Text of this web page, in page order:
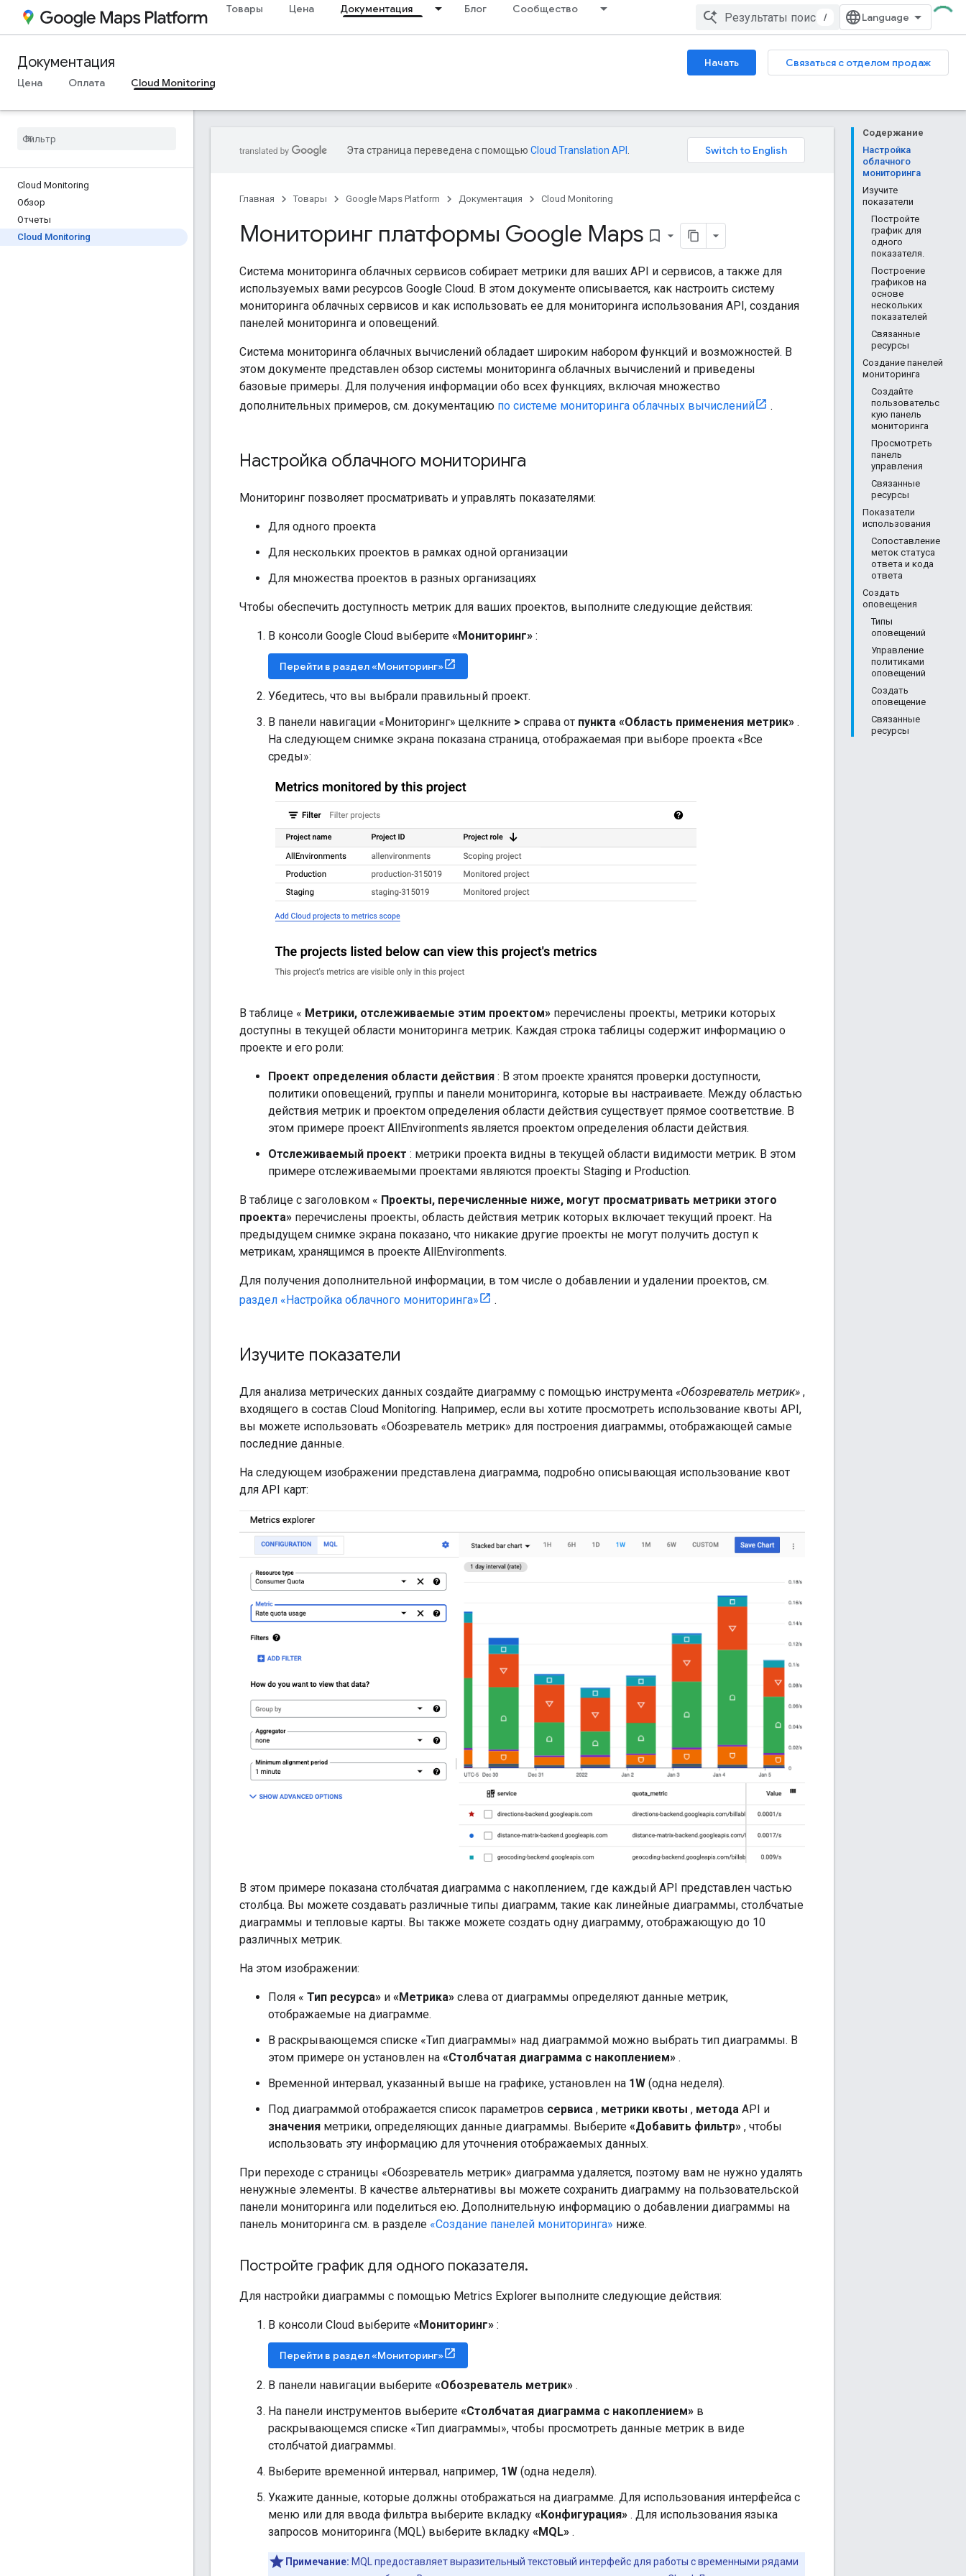
Товары Цена Документация Блог Сообщество
/
Документация Начать
Связаться с отделом продаж
Цена
Оплата Cloud Monitoring
Cloud Monitoring
Обзор
Отчеты
Cloud Monitoring
Содержание
Настройка
облачного
мониторинга
Изучите
показатели
Постройте
график для
одного
показателя.
Построение
графиков на
основе
нескольких
показателей
Связанные
ресурсы
Создание панелей
мониторинга
Создайте
пользовательс
кую панель
мониторинга
Просмотреть
панель
управления
Связанные
ресурсы
Показатели
использования
Сопоставление
меток статуса
ответа и кода
ответа
Создать
оповещения
Типы
оповещений
Управление
политиками
оповещений
Создать
оповещение
Связанные
ресурсы
Эта страница переведена с помощью Cloud Translation API
Главная Товары Google Maps Platform Документация Cloud Monitoring
Мониторинг платформы Google Maps bookmark_border
Система мониторинга облачных сервисов собирает метрики для ваших API и сервисов, а также для
используемых вами ресурсов Google Cloud. В этом документе описывается, как настроить систему
мониторинга облачных сервисов и как использовать ее для мониторинга использования API, создания
панелей мониторинга и оповещений.
Система мониторинга облачных вычислений обладает широким набором функций и возможностей. В
этом документе представлен обзор системы мониторинга облачных вычислений и приведены
базовые примеры. Для получения информации обо всех функциях, включая множество
дополнительных примеров, см. документацию по системе мониторинга облачных вычислений .
Настройка облачного мониторинга
Мониторинг позволяет просматривать и управлять показателями:
Для одного проекта
Для нескольких проектов в рамках одной организации
Для множества проектов в разных организациях
Чтобы обеспечить доступность метрик для ваших проектов, выполните следующие действия:
В консоли Google Cloud выберите «Мониторинг» :
Перейти в раздел «Мониторинг»
Убедитесь, что вы выбрали правильный проект.
В панели навигации «Мониторинг» щелкните > справа от пункта «Область применения метрик» .
На следующем снимке экрана показана страница, отображаемая при выборе проекта «Все
среды»:
В таблице « Метрики, отслеживаемые этим проектом» перечислены проекты, метрики которых
доступны в текущей области мониторинга метрик. Каждая строка таблицы содержит информацию о
проекте и его роли:
Проект определения области действия : В этом проекте хранятся проверки доступности,
политики оповещений, группы и панели мониторинга, которые вы настраиваете. Между областью
действия метрик и проектом определения области действия существует прямое соответствие. В
этом примере проект AllEnvironments является проектом определения области действия.
Отслеживаемый проект : метрики проекта видны в текущей области видимости метрик. В этом
примере отслеживаемыми проектами являются проекты Staging и Production.
В таблице с заголовком « Проекты, перечисленные ниже, могут просматривать метрики этого
проекта» перечислены проекты, область действия метрик которых включает текущий проект. На
предыдущем снимке экрана показано, что никакие другие проекты не могут получить доступ к
метрикам, хранящимся в проекте AllEnvironments.
Для получения дополнительной информации, в том числе о добавлении и удалении проектов, см.
раздел «Настройка облачного мониторинга»
.
Изучите показатели
Для анализа метрических данных создайте диаграмму с помощью инструмента «Обозреватель метрик» ,
входящего в состав Cloud Monitoring. Например, если вы хотите просмотреть использование квоты API,
вы можете использовать «Обозреватель метрик» для построения диаграммы, отображающей самые
последние данные.
На следующем изображении представлена ​​диаграмма, подробно описывающая использование квот
для API карт:
В этом примере показана столбчатая диаграмма с накоплением, где каждый API представлен частью
столбца. Вы можете создавать различные типы диаграмм, такие как линейные диаграммы, столбчатые
диаграммы и тепловые карты. Вы также можете создать одну диаграмму, отображающую до 10
различных метрик.
На этом изображении:
Поля « Тип ресурса» и «Метрика» слева от диаграммы определяют данные метрик,
отображаемые на диаграмме.
В раскрывающемся списке «Тип диаграммы» над диаграммой можно выбрать тип диаграммы. В
этом примере он установлен на «Столбчатая диаграмма с накоплением» .
Временной интервал, указанный выше на графике, установлен на 1W (одна неделя).
Под диаграммой отображается список параметров сервиса , метрики квоты , метода API и
значения метрики, определяющих данные диаграммы. Выберите «Добавить фильтр» , чтобы
использовать эту информацию для уточнения отображаемых данных.
При переходе с страницы «Обозреватель метрик» диаграмма удаляется, поэтому вам не нужно удалять
ненужные элементы. В качестве альтернативы вы можете сохранить диаграмму на пользовательской
панели мониторинга или поделиться ею. Дополнительную информацию о добавлении диаграммы на
панель мониторинга см. в разделе «Создание панелей мониторинга» ниже.
Постройте график для одного показателя.
Для настройки диаграммы с помощью Metrics Explorer выполните следующие действия:
В консоли Cloud выберите «Мониторинг» :
Перейти в раздел «Мониторинг»
В панели навигации выберите «Обозреватель метрик» .
На панели инструментов выберите «Столбчатая диаграмма с накоплением» в
раскрывающемся списке «Тип диаграммы», чтобы просмотреть данные метрик в виде
столбчатой ​​диаграммы.
Выберите временной интервал, например, 1W (одна неделя).
Укажите данные, которые должны отображаться на диаграмме. Для использования интерфейса с
меню или для ввода фильтра выберите вкладку «Конфигурация» . Для использования языка
запросов мониторинга (MQL) выберите вкладку «MQL» .
Примечание: MQL предоставляет выразительный текстовый интерфейс для работы с временными рядами